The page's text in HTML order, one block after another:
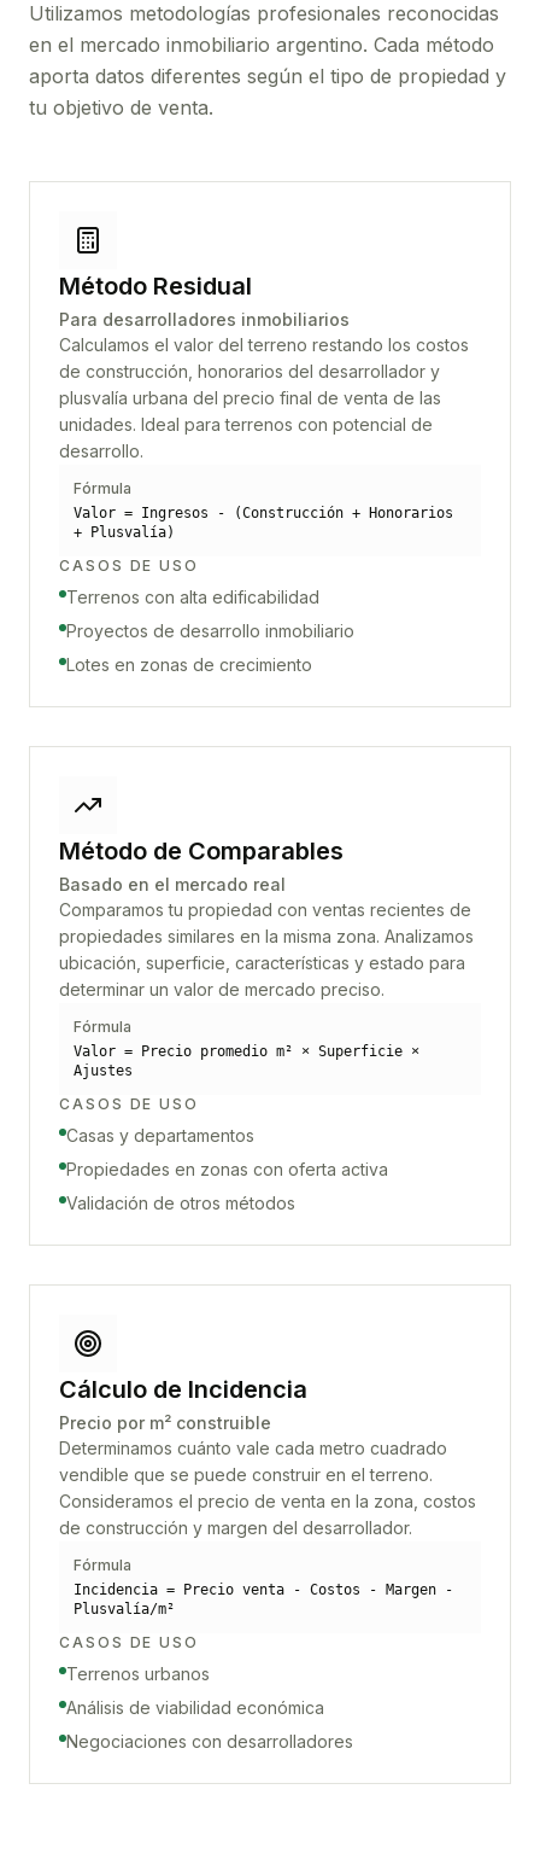
Utilizamos metodologías profesionales reconocidas
en el mercado inmobiliario argentino. Cada método
aporta datos diferentes según el tipo de propiedad y
tu objetivo de venta.
Método Residual
Para desarrolladores inmobiliarios
Calculamos el valor del terreno restando los costos
de construcción, honorarios del desarrollador y
plusvalía urbana del precio final de venta de las
unidades. Ideal para terrenos con potencial de
desarrollo.
Fórmula
Valor = Ingresos - (Construcción + Honorarios
+ Plusvalía)
CASOS DE USO
Terrenos con alta edificabilidad
Proyectos de desarrollo inmobiliario
Lotes en zonas de crecimiento
Método de Comparables
Basado en el mercado real
Comparamos tu propiedad con ventas recientes de
propiedades similares en la misma zona. Analizamos
ubicación, superficie, características y estado para
determinar un valor de mercado preciso.
Fórmula
Valor = Precio promedio m² × Superficie ×
Ajustes
CASOS DE USO
Casas y departamentos
Propiedades en zonas con oferta activa
Validación de otros métodos
Cálculo de Incidencia
Precio por m² construible
Determinamos cuánto vale cada metro cuadrado
vendible que se puede construir en el terreno.
Consideramos el precio de venta en la zona, costos
de construcción y margen del desarrollador.
Fórmula
Incidencia = Precio venta - Costos - Margen -
Plusvalía/m²
CASOS DE USO
Terrenos urbanos
Análisis de viabilidad económica
Negociaciones con desarrolladores